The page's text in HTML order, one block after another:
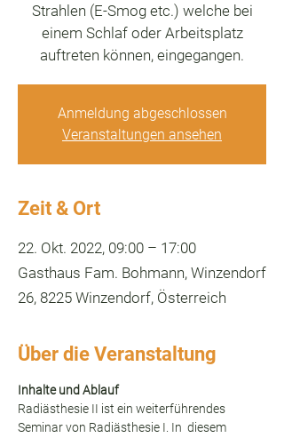
Strahlen (E-Smog etc.) welche bei
einem Schlaf oder Arbeitsplatz
auftreten können, eingegangen.
Anmeldung abgeschlossen
Veranstaltungen ansehen
Zeit & Ort
22. Okt. 2022, 09:00 – 17:00
Gasthaus Fam. Bohmann, Winzendorf
26, 8225 Winzendorf, Österreich
Über die Veranstaltung
Inhalte und Ablauf
Radiästhesie II ist ein weiterführendes
Seminar von Radiästhesie I. In  diesem